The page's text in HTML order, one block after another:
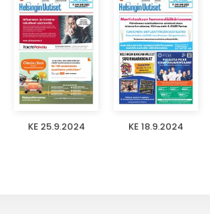
KE 25.9.2024 KE 18.9.2024